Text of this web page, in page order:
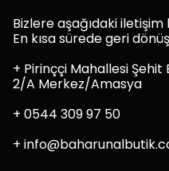
Bizlere aşağıdaki
En kısa sürede geri
+ Pirinççi Mahallesi Şehit
2/A Merkez/Amasya
+ 0544 309 97 50
+